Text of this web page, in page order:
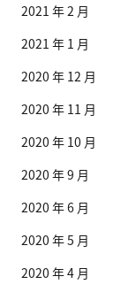
2021 年 2 月
2021 年 1 月
2020 年 12 月
2020 年 11 月
2020 年 10 月
2020 年 9 月
2020 年 6 月
2020 年 5 月
2020 年 4 月